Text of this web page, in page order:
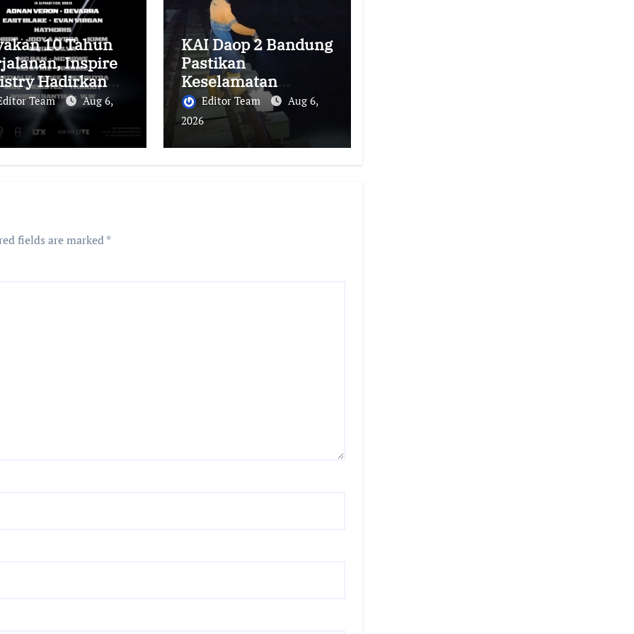
10 Tahun
Inspire
Hadirkan
Party
di Jakarta
Team
Aug 6,
KAI Daop 2 Bandung
Pastikan
Keselamatan
Perjalanan Kereta
Api Pasca Gempa
Pemeriksaan Jalur
Editor Team
Aug 6,
2026
fields are marked*